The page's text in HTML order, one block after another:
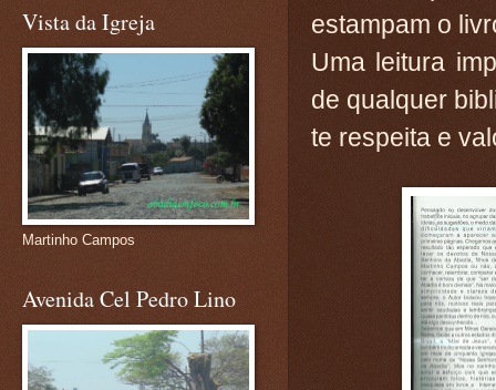
estampam o
Uma leitura
de qualquer
te respeita e
Vista da Igreja
Martinho Campos
Avenida Cel Pedro Lino